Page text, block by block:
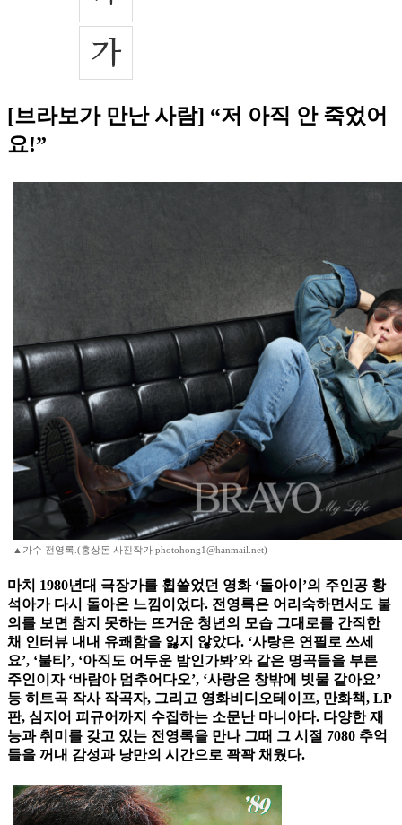
[브라보가 만난 사람] “저 아직 안 죽었어
요!”
▲가수 전영록.(홍상돈 사진작가 photohong1@hanmail.net)
마치 1980년대 극장가를 휩쓸었던 영화 ‘돌아이’의 주인공 황
석아가 다시 돌아온 느낌이었다. 전영록은 어리숙하면서도 불
의를 보면 참지 못하는 뜨거운 청년의 모습 그대로를 간직한
채 인터뷰 내내 유쾌함을 잃지 않았다. ‘사랑은 연필로 쓰세
요’, ‘불티’, ‘아직도 어두운 밤인가봐’와 같은 명곡들을 부른
주인이자 ‘바람아 멈추어다오’, ‘사랑은 창밖에 빗물 같아요’
등 히트곡 작사 작곡자, 그리고 영화비디오테이프, 만화책, LP
판, 심지어 피규어까지 수집하는 소문난 마니아다. 다양한 재
능과 취미를 갖고 있는 전영록을 만나 그때 그 시절 7080 추억
들을 꺼내 감성과 낭만의 시간으로 꽉꽉 채웠다.